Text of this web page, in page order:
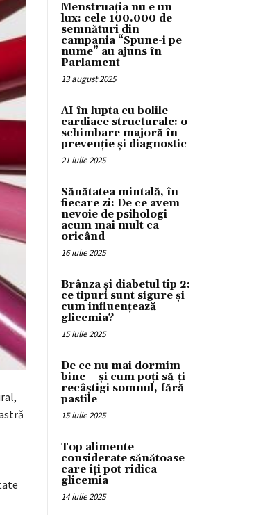
Menstruația nu e un
lux: cele 100.000 de
semnături din
campania “Spune-i pe
nume” au ajuns în
Parlament
13 august 2025
AI în lupta cu bolile
cardiace structurale: o
schimbare majoră în
prevenție și diagnostic
21 iulie 2025
Sănătatea mintală, în
fiecare zi: De ce avem
nevoie de psihologi
acum mai mult ca
oricând
16 iulie 2025
Brânza și diabetul tip 2:
ce tipuri sunt sigure și
cum influențează
glicemia?
15 iulie 2025
De ce nu mai dormim
bine – și cum poți să-ți
recâștigi somnul, fără
pastile
15 iulie 2025
Top alimente
considerate sănătoase
care îți pot ridica
glicemia
14 iulie 2025